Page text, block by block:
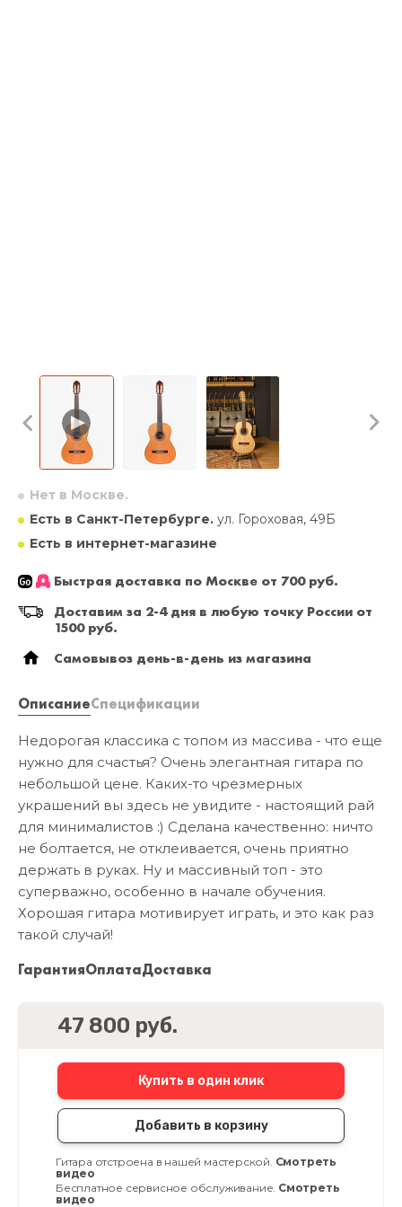
Нет в Москве.
Есть в Санкт-Петербурге. ул. Гороховая, 49Б
Есть в интернет-магазине
Быстрая доставка по Москве от 700 руб.
Доставим за 2-4 дня в любую точку России от
1500 руб.
Самовывоз день-в-день из магазина
ОписаниеСпецификации
Недорогая классика с топом из массива - что еще
нужно для счастья? Очень элегантная гитара по
небольшой цене. Каких-то чрезмерных
украшений вы здесь не увидите - настоящий рай
для минималистов :) Сделана качественно: ничто
не болтается, не отклеивается, очень приятно
держать в руках. Ну и массивный топ - это
суперважно, особенно в начале обучения.
Хорошая гитара мотивирует играть, и это как раз
такой случай!
ГарантияОплатаДоставка
47 800 руб.
Купить в один клик
Добавить в корзину
Гитара отстроена в нашей мастерской. Смотреть
видео
Бесплатное сервисное обслуживание. Смотреть
видео